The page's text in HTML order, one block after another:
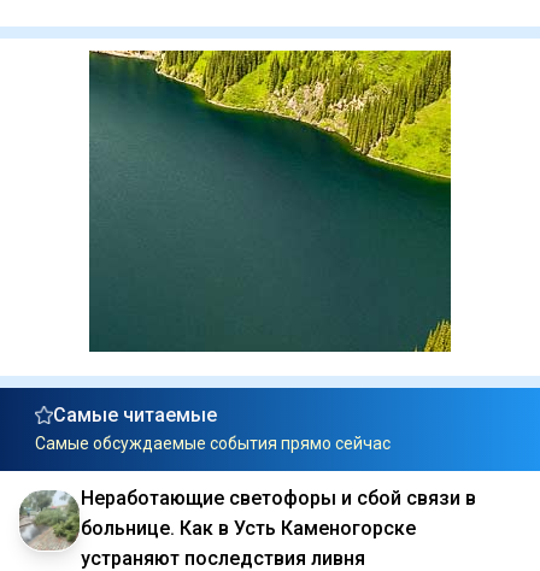
Самые читаемые
Самые обсуждаемые события прямо сейчас
Неработающие светофоры и сбой связи в
больнице. Как в Усть Каменогорске
устраняют последствия ливня